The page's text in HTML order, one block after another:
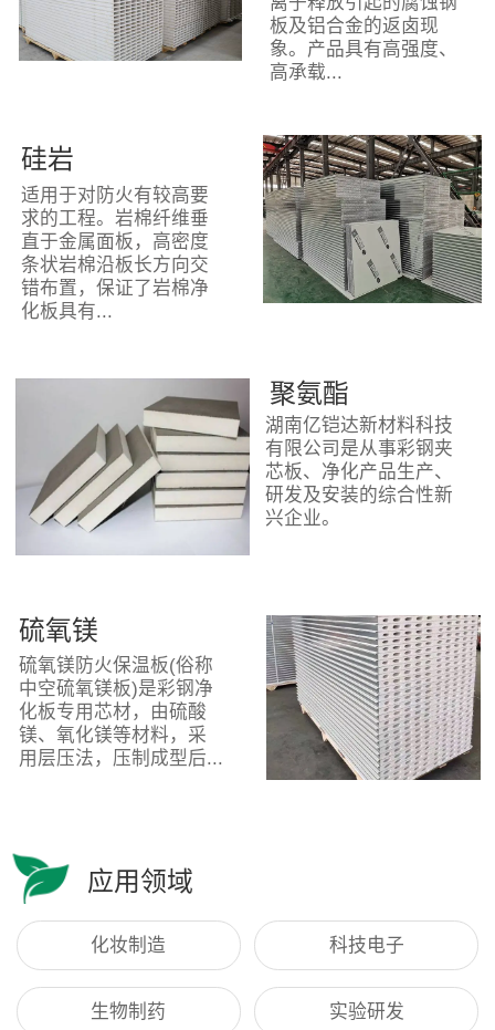
板及铝合金的返卤现
象。产品具有高强度、
高承载...
适用于对防火有较高要
求的工程。岩棉纤维垂
直于金属面板，高密度
条状岩棉沿板长方向交
错布置，保证了岩棉净
化板具有...
硅岩
湖南亿铠达新材料科技
有限公司是从事彩钢夹
芯板、净化产品生产、
研发及安装的综合性新
兴企业。
聚氨酯
硫氧镁防火保温板(俗称
中空硫氧镁板)是彩钢净
化板专用芯材，由硫酸
镁、氧化镁等材料，采
用层压法，压制成型后...
硫氧镁
应用领域
化妆制造 科技电子
生物制药 实验研发